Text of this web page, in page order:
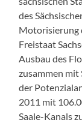
des
Motorisierung
Freistaat
Ausbau des
zusammen
der
2011 mit
Saale-Kanals